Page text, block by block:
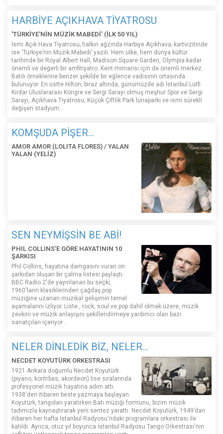
HARBİYE AÇIKHAVA TİYATROSU
'TÜRKİYE'NİN MÜZİK MABEDİ' (İLK 50 YIL)
İsmi Açık Hava Tiyatrosu; halkın ağzında Harbiye Açıkhava; kartvizitinde
ise ‘Türkiye’nin Müzik Mabedi’ yazılı. Hem ülke, hem dünya kültür
tarihinde bir Royal Albert Hall, Madison Square Garden, Olympia kadar
önemli ve değerli bir amfitiyatro. Kent mimarisi için de önemli merkez.
Batılı örneklerine benzer şekilde bir eğlence vadisinin ortasında
bulunuyor. En üstte Hilton, biraz altında, günümüzde adı İstanbul Lütfi
Kırdar Uluslararası Kongre ve Sergi Sarayı olmuş meşhur Spor ve Sergi
Sarayı, Açıkhava Tiyatrosu, Küçük Çiftlik Park lunaparkı ve ismi sürekli
değişen stadyum…
KOMŞUDA PİŞER...
AMOR AMOR (LOLITA FLORES) / YALAN
YALAN (YELİZ)
SEN NEYMİŞSİN BE ABİ!
PHIL COLLINS'E GÖRE HAYATININ 10
ŞARKISI
Phil Collins, hayatına damgasını vuran on
şarkıdan oluşan bir çalma listesi paylaştı.
BBC Radio 2'de yayınlanan bu seçki,
1960'ların klasiklerinden çağdaş pop
müziğine uzanan müzikal gelişimin temel
aşamalarını izliyor. Liste , rock, soul ve pop dahil olmak üzere, müzik
zevkini ve müzik anlayışını şekillendirmeye yardımcı olan bazı
sanatçıları içeriyor .
NELER DİNLEDİK BİZ, NELER...
NECDET KOYUTÜRK ORKESTRASI
1921 Ankara doğumlu Necdet Koyutürk
(piyano, kontrbas, akordeon) lise sıralarında
profesyonel müzik hayatına adım attı.
1938'den itibaren beste yazmaya başlayan
Koyutürk, tangoları yaratırken Batı müziği formunu, bizim müzik
tadımızla kaynaştırarak yeni sentez yarattı. Necdet Koyutürk, 1949’dan
itibaren her hafta İstanbul Radyosu'ndaki programlara orkestrası ile
katıldı. Ayrıca, otuz yıl boyunca İstanbul Radyosu Tango Orkestrası'nın